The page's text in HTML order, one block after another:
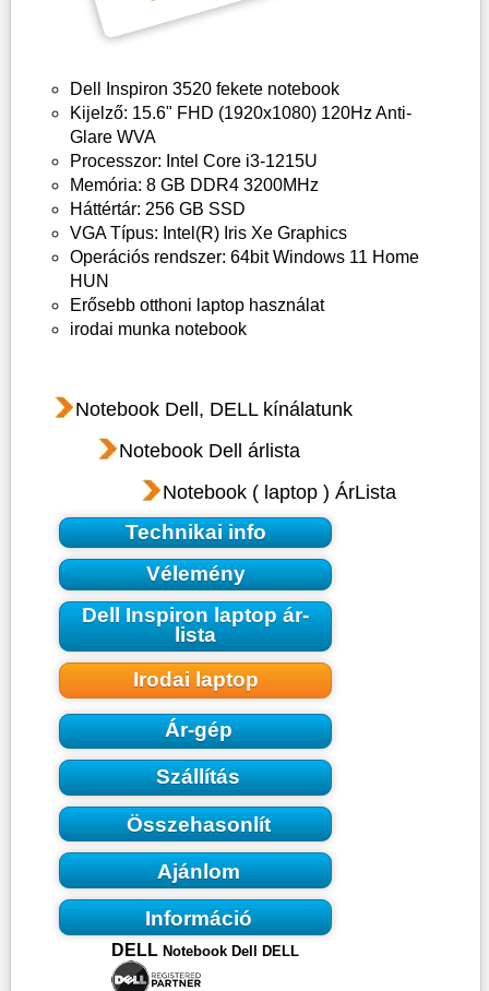
Dell Inspiron 3520 fekete notebook
Kijelző: 15.6" FHD (1920x1080) 120Hz Anti-
Glare WVA
Processzor: Intel Core i3-1215U
Memória: 8 GB DDR4 3200MHz
Háttértár: 256 GB SSD
VGA Típus: Intel(R) Iris Xe Graphics
Operációs rendszer: 64bit Windows 11 Home
HUN
Erősebb otthoni laptop használat
irodai munka notebook
Notebook Dell, DELL kínálatunk
Notebook Dell árlista
Notebook ( laptop ) ÁrLista
Technikai info
Vélemény
Dell Inspiron laptop ár-
lista
Irodai laptop
Ár-gép
Szállítás
Összehasonlít
Ajánlom
Információ
DELL Notebook Dell DELL